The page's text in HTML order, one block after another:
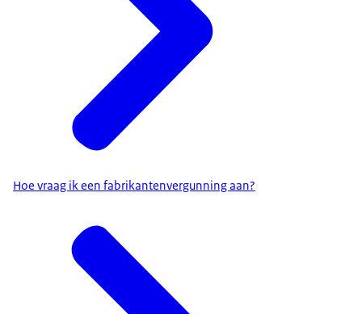
Hoe vraag ik een fabrikantenvergunning aan?